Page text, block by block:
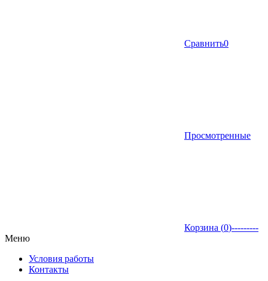
Сравнить0
Просмотренные
Корзина (0)---------
Меню
Условия работы
Контакты